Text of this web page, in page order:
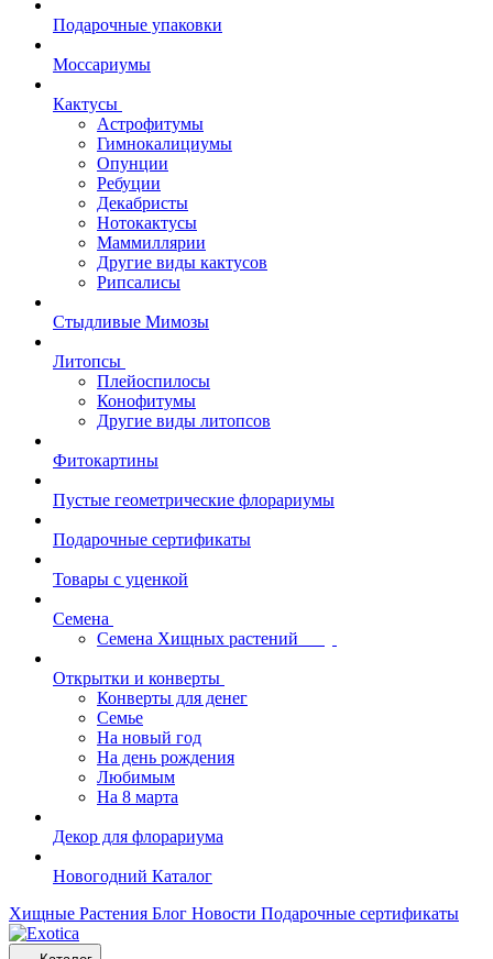
Подарочные упаковки
Моссариумы
Кактусы
Астрофитумы
Гимнокалициумы
Опунции
Ребуции
Декабристы
Нотокактусы
Маммиллярии
Другие виды кактусов
Рипсалисы
Стыдливые Мимозы
Литопсы
Плейоспилосы
Конофитумы
Другие виды литопсов
Фитокартины
Пустые геометрические флорариумы
Подарочные сертификаты
Товары с уценкой
Семена
Семена Хищных растений
Открытки и конверты
Конверты для денег
Семье
На новый год
На день рождения
Любимым
На 8 марта
Декор для флорариума
Новогодний Каталог
Хищные Растения Блог Новости Подарочные сертификаты